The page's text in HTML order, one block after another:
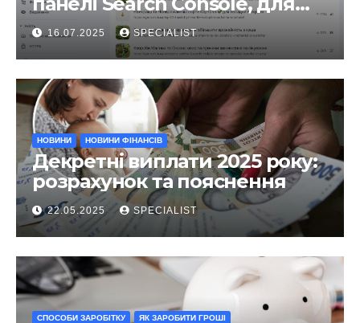
чого він?
16.07.2025 SPECIALIST
НОВИНИ НОВИНИ ФІНАНСІВ
Декретні виплати 2025 року:
розрахунок та пояснення
22.05.2025 SPECIALIST
СПОСОБИ ЗАРОБІТКУ ЯК ЗАРОБИТИ ГРОШІ